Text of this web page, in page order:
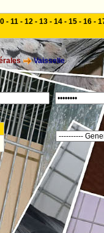
- 11 - 12 - 13 - 14 - 15 - 16 -
Vaisselle